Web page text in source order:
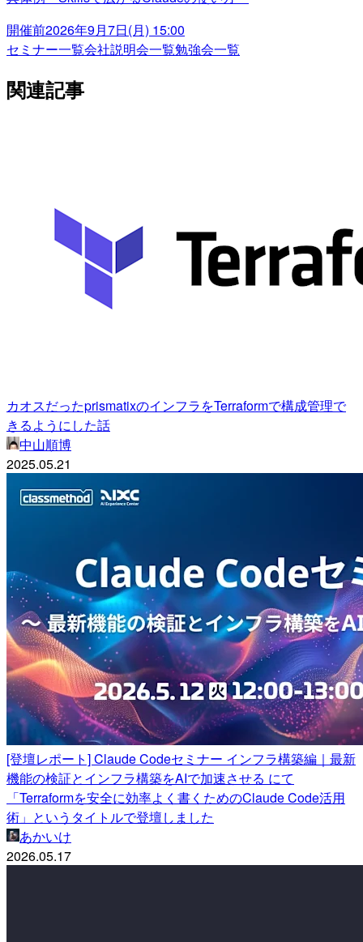
開催前2026年9月7日(月) 15:00
セミナー一覧会社説明会一覧勉強会一覧
関連記事
カオスだったprismatixのインフラをTerraformで構成管理で
きるようにした話
中山順博
2025.05.21
[登壇レポート] Claude Codeセミナー インフラ構築編｜最新
機能の検証とインフラ構築をAIで加速させる にて
「Terraformを安全に効率よく書くためのClaude Code活用
術」というタイトルで登壇しました
あかいけ
2026.05.17